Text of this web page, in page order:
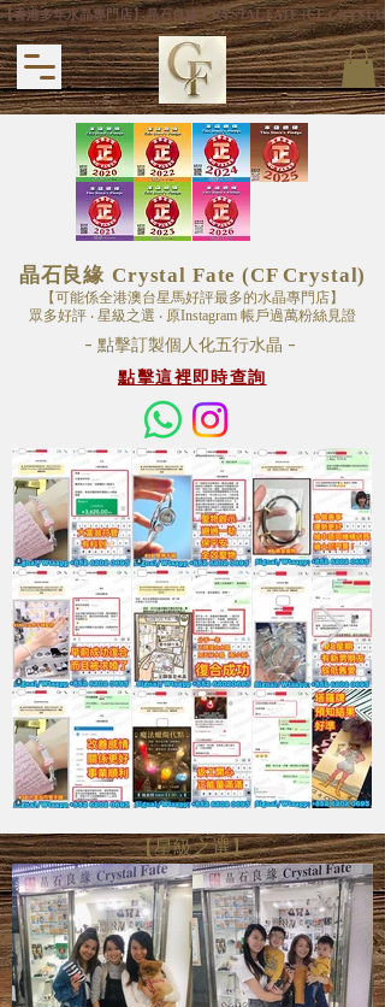
【香港多年水晶專門店】晶石良緣 CRYSTAL FATE (CF
晶石良緣 Crystal Fate (CF Crystal)
【可能係全港澳台星馬好評最多的水晶專門店】
眾多好評 ‧ 星級之選 ‧ 原Instagram 帳戶過萬粉絲見證
- 點擊訂製個人化五行水晶 -
點擊這裡即時查詢
【星級之選】